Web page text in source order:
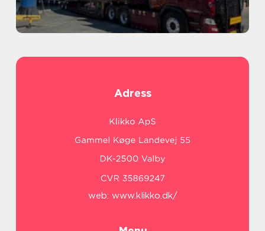
Adress
web: www.klikko.dk/